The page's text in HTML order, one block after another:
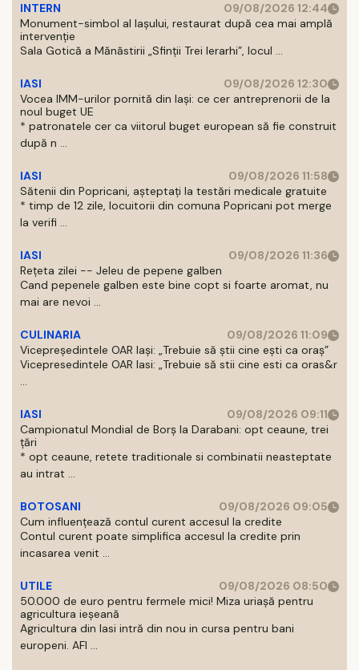
INTERN
09/08/2026 12:44
Monument-simbol al Iaşului, restaurat după cea mai amplă
intervenţie
Sala Gotică a Mănăstirii „Sfinţii Trei Ierarhi”, locul ...
IASI
09/08/2026 12:30
Vocea IMM-urilor pornită din Iași: ce cer antreprenorii de la
noul buget UE
* patronatele cer ca viitorul buget european să fie construit
după n ...
IASI
09/08/2026 11:58
Sătenii din Popricani, așteptați la testări medicale gratuite
* timp de 12 zile, locuitorii din comuna Popricani pot merge
la verifi ...
IASI
09/08/2026 11:36
Rețeta zilei -- Jeleu de pepene galben
Cand pepenele galben este bine copt si foarte aromat, nu
mai are nevoi ...
CULINARIA
09/08/2026 11:09
Vicepreședintele OAR Iași: „Trebuie să știi cine ești ca oraș”
Vicepresedintele OAR Iasi: „Trebuie să stii cine esti ca oras&r
...
IASI
09/08/2026 09:11
Campionatul Mondial de Borș la Darabani: opt ceaune, trei
țări
* opt ceaune, retete traditionale si combinatii neasteptate
au intrat ...
BOTOSANI
09/08/2026 09:05
Cum influențează contul curent accesul la credite
Contul curent poate simplifica accesul la credite prin
incasarea venit ...
UTILE
09/08/2026 08:50
50.000 de euro pentru fermele mici! Miza uriașă pentru
agricultura ieșeană
Agricultura din Iasi intră din nou in cursa pentru bani
europeni. AFI ...